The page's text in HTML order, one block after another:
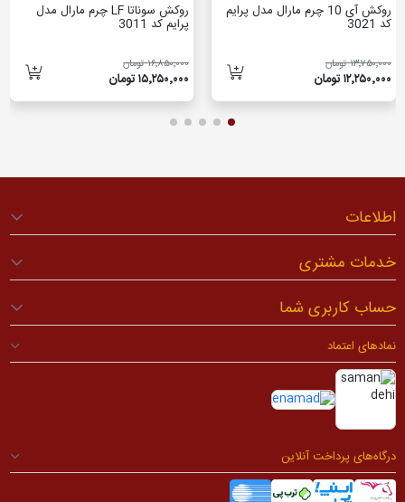
روکش آی 10 چرم مارال مدل پرایم
کد 3021
۱۳٬۷۵۰٬۰۰۰ تومان
۱۲٬۲۵۰٬۰۰۰ تومان
روکش سوناتا LF چرم مارال مدل
پرایم کد 3011
۱۶٬۸۵۰٬۰۰۰ تومان
۱۵٬۲۵۰٬۰۰۰ تومان
اطلاعات
خدمات مشتری
حساب کاربری شما
نمادهای اعتماد
درگاه‌های پرداخت آنلاین